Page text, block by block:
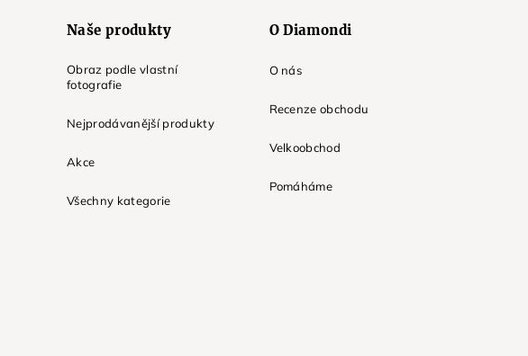
Naše produkty
Obraz podle vlastní
fotografie
Nejprodávanější produkty
Akce
Všechny kategorie
O Diamondi
O nás
Recenze obchodu
Velkoobchod
Pomáháme